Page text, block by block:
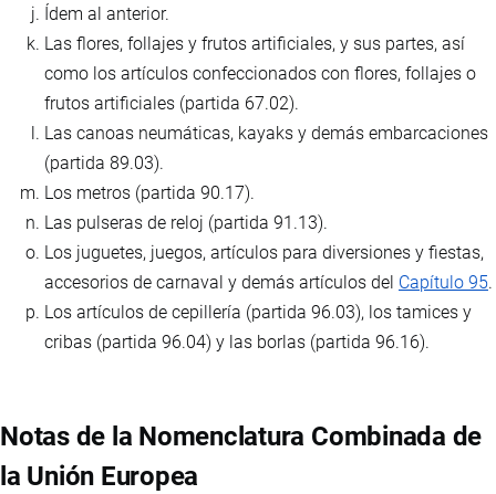
Ídem al anterior.
Las flores, follajes y frutos artificiales, y sus partes, así
como los artículos confeccionados con flores, follajes o
frutos artificiales (partida 67.02).
Las canoas neumáticas, kayaks y demás embarcaciones
(partida 89.03).
Los metros (partida 90.17).
Las pulseras de reloj (partida 91.13).
Los juguetes, juegos, artículos para diversiones y fiestas,
accesorios de carnaval y demás artículos del Capítulo 95.
Los artículos de cepillería (partida 96.03), los tamices y
cribas (partida 96.04) y las borlas (partida 96.16).
Notas de la Nomenclatura Combinada de
la Unión Europea